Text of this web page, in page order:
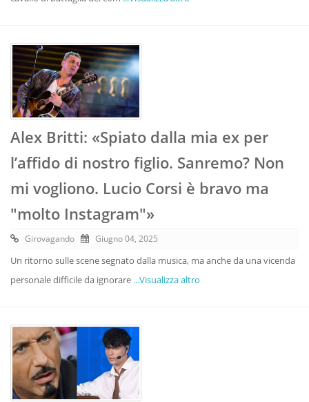
Alex Britti: «Spiato dalla mia ex per
l’affido di nostro figlio. Sanremo? Non
mi vogliono. Lucio Corsi è bravo ma
"molto Instagram"»
Girovagando Giugno 04, 2025
Un ritorno sulle scene segnato dalla musica, ma anche da una vicenda
personale difficile da ignorare ...Visualizza altro